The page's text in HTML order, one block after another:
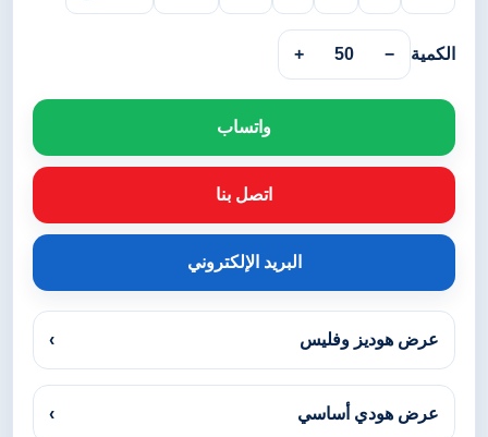
الكمية −
50
+
واتساب
اتصل بنا
البريد الإلكتروني
عرض هوديز وفليس ›
عرض هودي أساسي ›